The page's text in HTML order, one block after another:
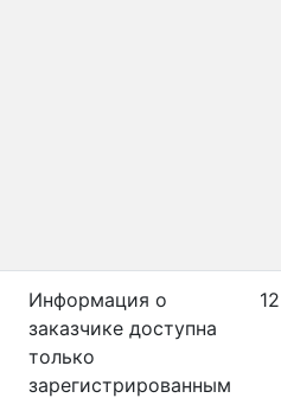
Информация о
заказчике доступна
только
зарегистрированным